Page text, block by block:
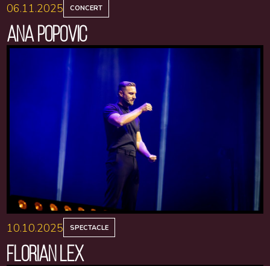
06.11.2025 CONCERT
ANA POPOVIC
10.10.2025 SPECTACLE
FLORIAN LEX